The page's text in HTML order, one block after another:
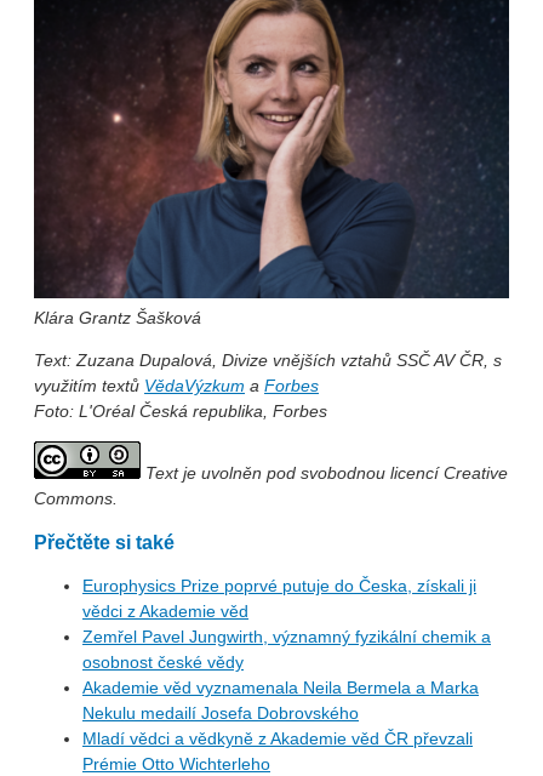
Klára Grantz Šašková
Text: Zuzana Dupalová, Divize vnějších vztahů SSČ AV ČR, s
využitím textů VědaVýzkum a Forbes
Foto: L'Oréal Česká republika, Forbes
Text je uvolněn pod svobodnou licencí Creative
Commons.
Přečtěte si také
Europhysics Prize poprvé putuje do Česka, získali ji
vědci z Akademie věd
Zemřel Pavel Jungwirth, významný fyzikální chemik a
osobnost české vědy
Akademie věd vyznamenala Neila Bermela a Marka
Nekulu medailí Josefa Dobrovského
Mladí vědci a vědkyně z Akademie věd ČR převzali
Prémie Otto Wichterleho